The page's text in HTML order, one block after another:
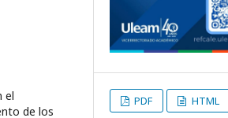
el
de los
PDF HTML